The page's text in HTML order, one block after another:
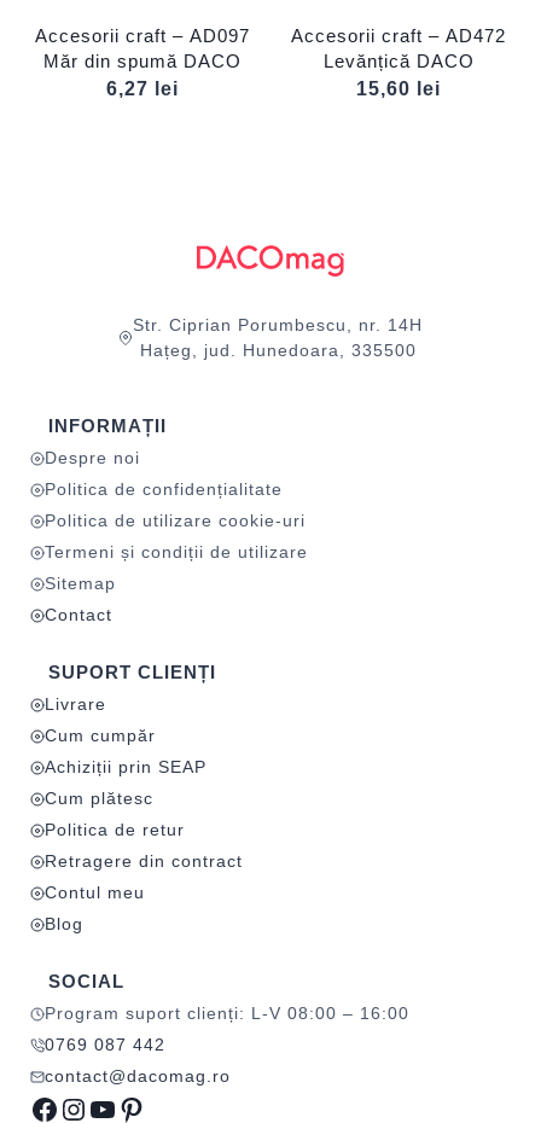
Accesorii craft – AD097
Măr din spumă DACO
6,27
lei
Accesorii craft – AD472
Levănțică DACO
15,60
lei
Str. Ciprian Porumbescu, nr. 14H
Hațeg, jud. Hunedoara, 335500
INFORMAȚII
Despre noi
Politica de confidențialitate
Politica de utilizare cookie-uri
Termeni și condiții de utilizare
Sitemap
Contact
SUPORT CLIENȚI
Livrare
Cum cumpăr
Achiziții prin SEAP
Cum plătesc
Politica de retur
Retragere din contract
Contul meu
Blog
SOCIAL
Program suport clienți: L-V 08:00 – 16:00
0769 087 442
contact@dacomag.ro
Facebook
Instagram
YouTube
Pinterest